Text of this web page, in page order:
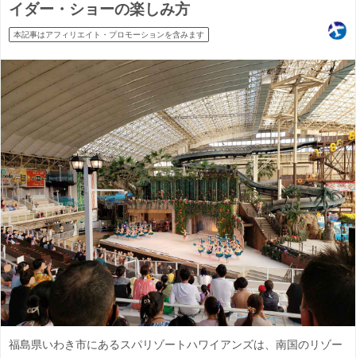
イダー・ショーの楽しみ方
本記事はアフィリエイト・プロモーションを含みます
福島県いわき市にあるスパリゾートハワイアンズは、南国のリゾー